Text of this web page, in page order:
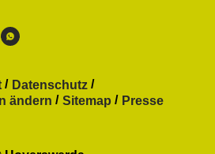
Datenschutz
ändern
Sitemap Presse